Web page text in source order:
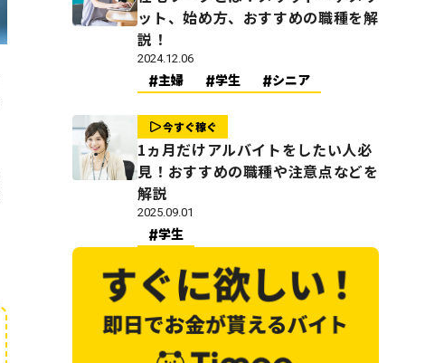
ット、始め方、おすすめの職種を解
説！
2024.12.06
主婦 学生 シニア
今すぐ稼ぐ
1ヵ月だけアルバイトをしたい人必
見！おすすめの職種や注意点などを
解説
2025.09.01
学生